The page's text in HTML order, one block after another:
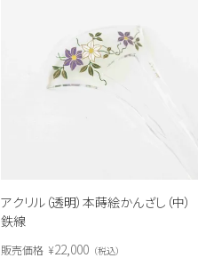
アクリル（透明）本蒔絵かんざし（中）
鉄線
販売価格 ¥22,000 税込